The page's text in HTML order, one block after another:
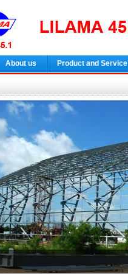
About us Product and Service